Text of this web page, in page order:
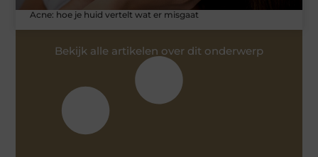
Acne: hoe je huid vertelt wat er misgaat
Bekijk alle artikelen over dit onderwerp